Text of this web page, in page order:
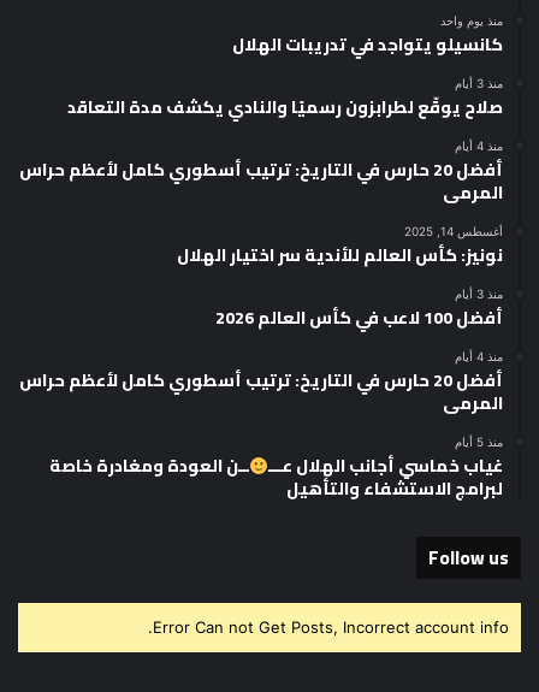
منذ يوم واحد
كانسيلو يتواجد في تدريبات الهلال
منذ 3 أيام
صلاح يوقّع لطرابزون رسميًا والنادي يكشف مدة التعاقد
منذ 4 أيام
أفضل 20 حارس في التاريخ: ترتيب أسطوري كامل لأعظم حراس
المرمى
أغسطس 14, 2025
نونيز: كأس العالم للأندية سر اختيار الهلال
منذ 3 أيام
أفضل 100 لاعب في كأس العالم 2026
منذ 4 أيام
أفضل 20 حارس في التاريخ: ترتيب أسطوري كامل لأعظم حراس
المرمى
منذ 5 أيام
غياب خماسي أجانب الهلال عـــ ــن العودة ومغادرة خاصة
لبرامج الاستشفاء والتأهيل
Follow us
Error Can not Get Posts, Incorrect account info.